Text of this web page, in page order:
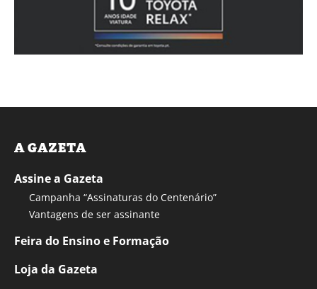
A GAZETA
Assine a Gazeta
Campanha “Assinaturas do Centenário”
Vantagens de ser assinante
Feira do Ensino e Formação
Loja da Gazeta